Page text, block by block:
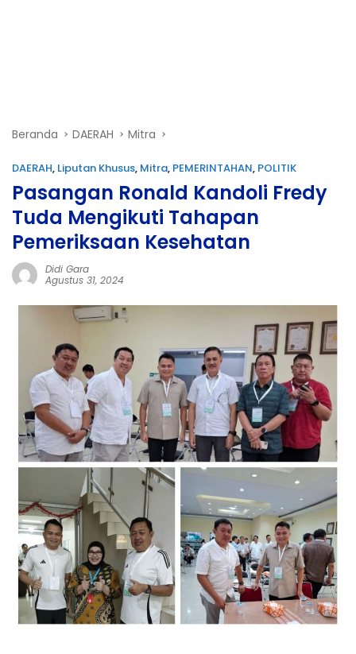
Beranda DAERAH Mitra
DAERAH, Liputan Khusus, Mitra, PEMERINTAHAN, POLITIK
Pasangan Ronald Kandoli Fredy
Tuda Mengikuti Tahapan
Pemeriksaan Kesehatan
Didi Gara
Agustus 31, 2024